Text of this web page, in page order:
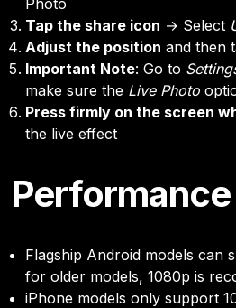
Tap the share icon → Select
Adjust the position and then
Important Note: Go to
make sure the Live Photo
Press firmly on the screen
the live effect
Flagship Android models can
for older models, 1080p is
iPhone models only support